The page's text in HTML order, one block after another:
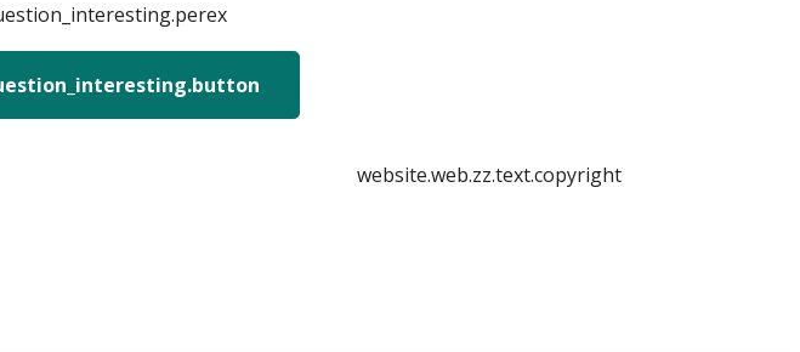
website.web.zz.text.copyright